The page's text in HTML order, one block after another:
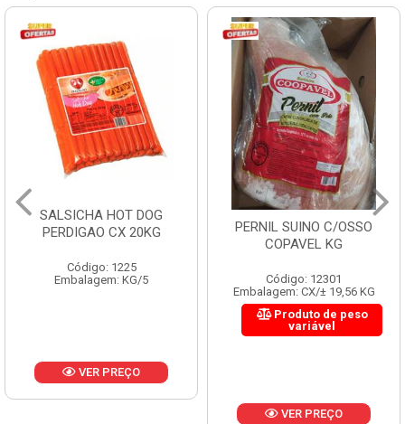
PERNIL SUINO C/OSSO
Código: 12301
HAMBURGUER BOVINO
PERDIGAO CX 2,016KG
Embalagem: CX/1